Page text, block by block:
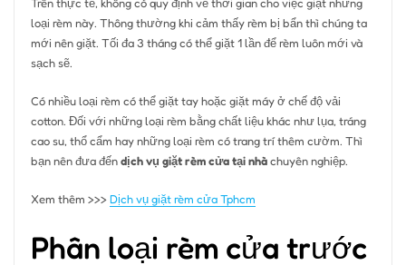
loại rèm này. Thông thường khi cảm thấy rèm bị bẩn thì chúng ta
mới nên giặt. Tối đa 3 tháng có thể giặt 1 lần để rèm luôn mới và
sạch sẽ.
Có nhiều loại rèm có thể giặt tay hoặc giặt máy ở chế độ vải
cotton. Đối với những loại rèm bằng chất liệu khác như lụa, tráng
cao su, thổ cẩm hay những loại rèm có trang trí thêm cườm. Thì
bạn nên đưa đếndịch vụ giặt rèm cửa tại nhàchuyên nghiệp.
Xem thêm >>>Dịch vụ giặt rèm cửa Tphcm
Phân loại rèm cửa trước